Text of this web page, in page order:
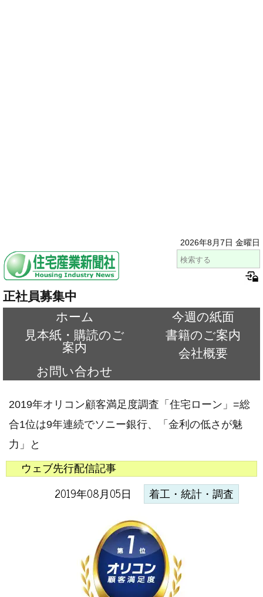
2026年8月7日 金曜日
正社員募集中
ホーム
今週の紙面
見本紙・購読のご
案内
書籍のご案内
会社概要
お問い合わせ
2019年オリコン顧客満足度調査「住宅ローン」=総
合1位は9年連続でソニー銀行、「金利の低さが魅
力」と
ウェブ先行配信記事
2019年08月05日 着工・統計・調査